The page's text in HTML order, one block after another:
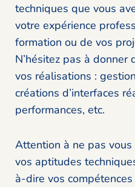
techniques que vous
votre expérience
formation ou de vos
N’hésitez pas à
vos réalisations :
créations d’interfaces
performances, etc.
Attention à ne pas
vos aptitudes
à-dire vos